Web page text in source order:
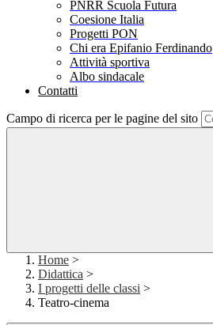
PNRR Scuola Futura
Coesione Italia
Progetti PON
Chi era Epifanio Ferdinando
Attività sportiva
Albo sindacale
Contatti
Campo di ricerca per le pagine del sito
Home >
Didattica >
I progetti delle classi >
Teatro-cinema